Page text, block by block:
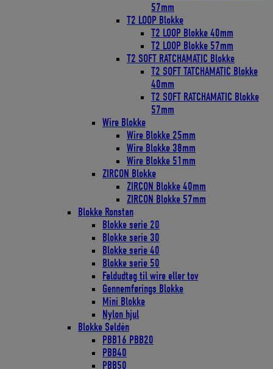
57mm
T2 LOOP Blokke
T2 LOOP Blokke 40mm
T2 LOOP Blokke 57mm
T2 SOFT RATCHAMATIC Blokke
T2 SOFT TATCHAMATIC Blokke
40mm
T2 SOFT RATCHAMATIC Blokke
57mm
Wire Blokke
Wire Blokke 25mm
Wire Blokke 38mm
Wire Blokke 51mm
ZIRCON Blokke
ZIRCON Blokke 40mm
ZIRCON Blokke 57mm
Blokke Ronstan
Blokke serie 20
Blokke serie 30
Blokke serie 40
Blokke serie 50
Faldudtag til wire eller tov
Gennemførings Blokke
Mini Blokke
Nylon hjul
Blokke Seldén
PBB16 PBB20
PBB40
PBB50